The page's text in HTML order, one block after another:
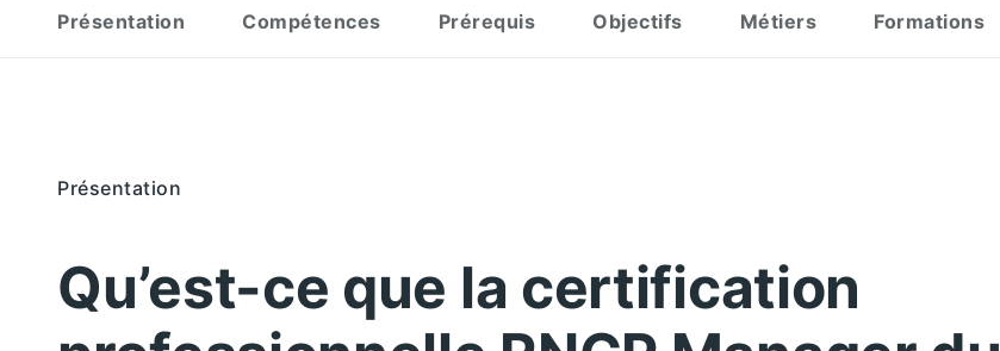
Présentation Compétences Prérequis Objectifs Métiers Formations
Présentation
Qu’est-ce que la certification